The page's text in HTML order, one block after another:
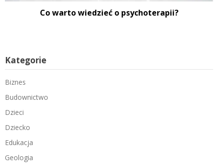
Co warto wiedzieć o psychoterapii?
Kategorie
Biznes
Budownictwo
Dzieci
Dziecko
Edukacja
Geologia